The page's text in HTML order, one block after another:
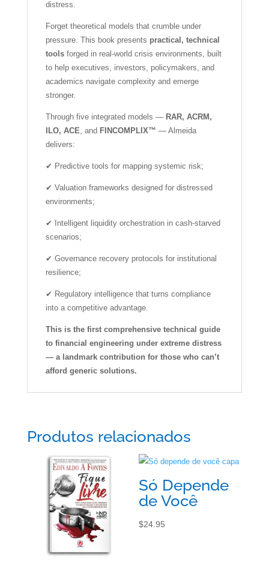
distress.
Forget theoretical models that crumble under
pressure. This book presents practical, technical
toolsforged in real-world crisis environments, built
to help executives, investors, policymakers, and
academics navigate complexity and emerge
stronger.
Through five integrated models — RAR, ACRM,
ILO, ACE, and FINCOMPLIX™ — Almeida
delivers:
✔ Predictive tools for mapping systemic risk;
✔ Valuation frameworks designed for distressed
environments;
✔ Intelligent liquidity orchestration in cash-starved
scenarios;
✔ Governance recovery protocols for institutional
resilience;
✔ Regulatory intelligence that turns compliance
into a competitive advantage.
This is the first comprehensive technical guide
to financial engineering under extreme distress
— a landmark contribution for those who can’t
afford generic solutions.
Produtos relacionados
Só Depende
de Você
$24.95